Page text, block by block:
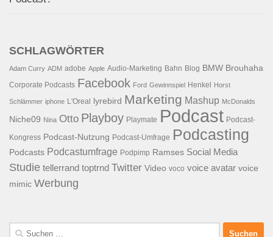
SCHLAGWÖRTER
Adam Curry ADM adobe Apple Audio-Marketing Bahn Blog BMW Brouhaha
Corporate Podcasts Facebook Ford Gewinnspiel Henkel Horst
Schlämmer iphone L'Oreal lyrebird Marketing Mashup McDonalds
Niche09 Nina Otto Playboy Playmate Podcast Podcast-
Kongress Podcast-Nutzung Podcast-Umfrage Podcasting
Podcasts Podcastumfrage Podpimp Ramses Social Media
Studie tellerrand toptrnd Twitter Video voco voice avatar voice
mimic Werbung
Suchen